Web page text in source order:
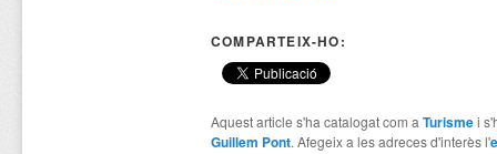
COMPARTEIX-HO:
Aquest article s'ha catalogat com aTurismei
Guillem Pont. Afegeix a les adreces d'interès l'